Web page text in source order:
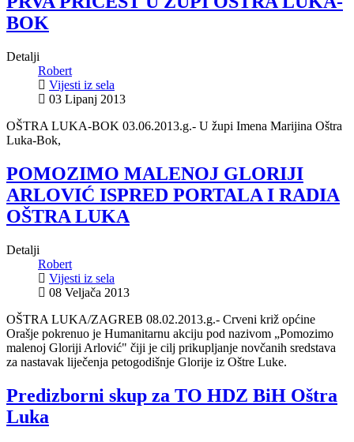
BOK
Detalji
Robert
Vijesti iz sela
03 Lipanj 2013
OŠTRA LUKA-BOK 03.06.2013.g.- U župi Imena Marijina Oštra
Luka-Bok,
POMOZIMO MALENOJ GLORIJI
ARLOVIĆ ISPRED PORTALA I RADIA
OŠTRA LUKA
Detalji
Robert
Vijesti iz sela
08 Veljača 2013
OŠTRA LUKA/ZAGREB 08.02.2013.g.- Crveni križ općine
Orašje pokrenuo je Humanitarnu akciju pod nazivom „Pomozimo
malenoj Gloriji Arlović" čiji je cilj prikupljanje novčanih sredstava
za nastavak liječenja petogodišnje Glorije iz Oštre Luke.
Predizborni skup za TO HDZ BiH Oštra
Luka